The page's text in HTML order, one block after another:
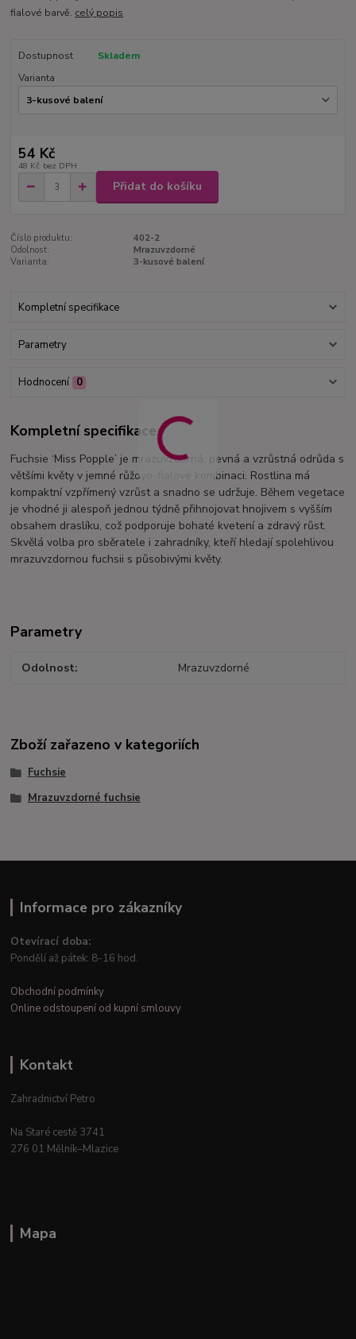
fialové barvě. celý popis
Dostupnost
Skladem
Varianta
54 Kč
48 Kč bez DPH
Přidat do košíku
Číslo produktu:
402-2
Odolnost:
Mrazuvzdorné
Varianta:
3-kusové balení
Kompletní specifikace
Parametry
Hodnocení 0
Kompletní specifikace
Fuchsie ‘Miss Popple’ je mrazuvzdorná, pevná a vzrůstná odrůda s
většími květy v jemné růžovo-fialové kombinaci. Rostlina má
kompaktní vzpřímený vzrůst a snadno se udržuje. Během vegetace
je vhodné ji alespoň jednou týdně přihnojovat hnojivem s vyšším
obsahem draslíku, což podporuje bohaté kvetení a zdravý růst.
Skvělá volba pro sběratele i zahradníky, kteří hledají spolehlivou
mrazuvzdornou fuchsii s působivými květy.
Parametry
Odolnost Mrazuvzdorné
Zboží zařazeno v kategoriích
Fuchsie
Mrazuvzdorné fuchsie
Informace pro zákazníky
Otevírací doba:
Pondělí až pátek: 8-16 hod.
Obchodní podmínky
Online odstoupení od kupní smlouvy
Kontakt
Zahradnictví Petro
Na Staré cestě 3741
276 01 Mělník–Mlazice
Mapa